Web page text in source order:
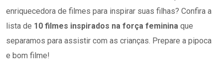
enriquecedora de filmes para inspirar suas filhas? Confira a
lista de 10 filmes inspirados na força feminina que
separamos para assistir com as crianças. Prepare a pipoca
e bom filme!